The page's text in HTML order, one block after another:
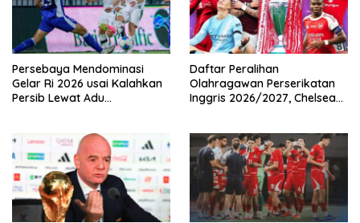
Persebaya Mendominasi
Gelar Ri 2026 usai Kalahkan
Persib Lewat Adu
Daftar Peralihan
Olahragawan Perserikatan
Inggris 2026/2027, Chelsea